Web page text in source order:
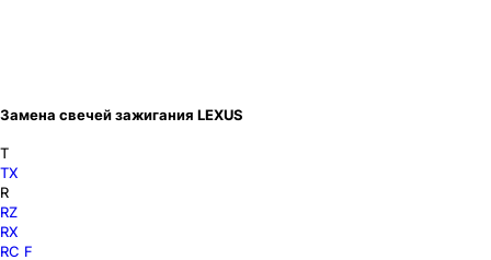
Замена свечей зажигания LEXUS
T
TX
R
RZ
RX
RC F